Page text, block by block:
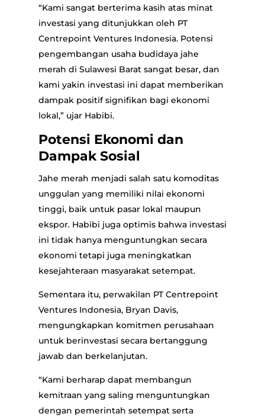
“Kami sangat berterima kasih atas minat
investasi yang ditunjukkan oleh PT
Centrepoint Ventures Indonesia. Potensi
pengembangan usaha budidaya jahe
merah di Sulawesi Barat sangat besar, dan
kami yakin investasi ini dapat memberikan
dampak positif signifikan bagi ekonomi
lokal,” ujar Habibi.
Potensi Ekonomi dan
Dampak Sosial
Jahe merah menjadi salah satu komoditas
unggulan yang memiliki nilai ekonomi
tinggi, baik untuk pasar lokal maupun
ekspor. Habibi juga optimis bahwa investasi
ini tidak hanya menguntungkan secara
ekonomi tetapi juga meningkatkan
kesejahteraan masyarakat setempat.
Sementara itu, perwakilan PT Centrepoint
Ventures Indonesia, Bryan Davis,
mengungkapkan komitmen perusahaan
untuk berinvestasi secara bertanggung
jawab dan berkelanjutan.
“Kami berharap dapat membangun
kemitraan yang saling menguntungkan
dengan pemerintah setempat serta